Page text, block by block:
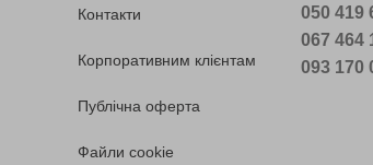
Контакти
Корпоративним клієнтам
Публічна оферта
Файли cookie
050 419
067 464
093 170